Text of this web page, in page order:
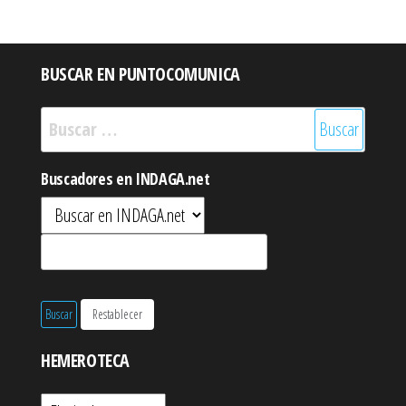
BUSCAR EN PUNTOCOMUNICA
Buscar:
Buscadores en INDAGA.net
HEMEROTECA